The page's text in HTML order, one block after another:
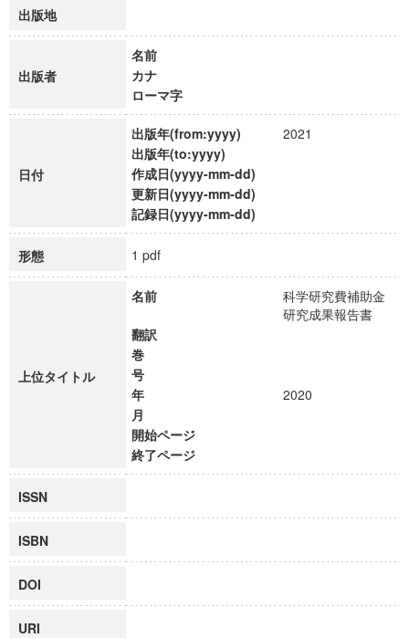
出版地
出版者
名前
カナ
ローマ字
日付
出版年(from:yyyy)
2021
出版年(to:yyyy)
作成日(yyyy-mm-dd)
更新日(yyyy-mm-dd)
記録日(yyyy-mm-dd)
形態 1 pdf
上位タイトル
名前
科学研究費補助金
研究成果報告書
翻訳
巻
号
年
2020
月
開始ページ
終了ページ
ISSN
ISBN
DOI
URI